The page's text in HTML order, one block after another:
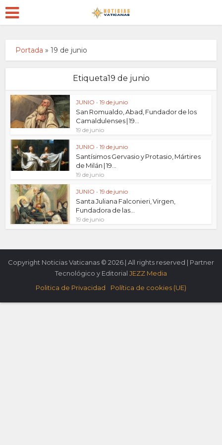
Portada »19 de junio
Etiqueta19 de junio
JUNIO • 19 de junio
San Romualdo, Abad, Fundador de los
Camaldulenses | 19...
19 de junio
JUNIO • 19 de junio
Santísimos Gervasio y Protasio, Mártires
de Milán | 19...
19 de junio
JUNIO • 19 de junio
Santa Juliana Falconieri, Virgen,
Fundadora de las...
19 de junio
Copyright Noticias Vaticanas © 2026.| All rights reserved | Partner
Tecnológico y Editorial JEZZ Media
Politica de Privacidad
Política de cookies (UE)